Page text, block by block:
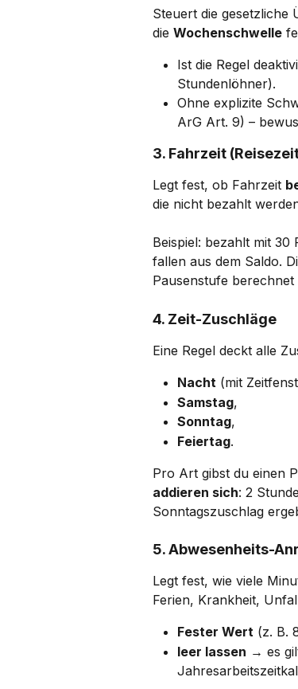
Steuert die gesetzliche
die Wochenschwelle
Ist die Regel
Stundenlöhner).
Ohne explizite
ArG Art. 9) –
3. Fahrzeit
Legt fest, ob Fahrzeit
die nicht bezahlt
Beispiel: bezahlt mit
fallen aus dem Saldo.
Pausenstufe berechnet
4. Zeit-Zuschläge
Eine Regel deckt alle
Nacht (mit
Samstag,
Sonntag,
Feiertag.
Pro Art gibst du einen
addieren sich: 2
Sonntagszuschlag
5. Abwesenheits-
Legt fest, wie viele
Ferien, Krankheit,
Fester Wert (z. B.
leer lassen → es